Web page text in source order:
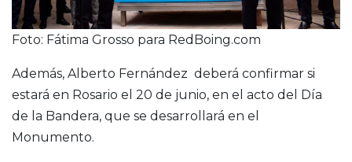
Foto: Fátima Grosso para RedBoing.com
Además, Alberto Fernández deberá confirmar si
estará en Rosario el 20 de junio, en el acto del Día
de la Bandera, que se desarrollará en el
Monumento.